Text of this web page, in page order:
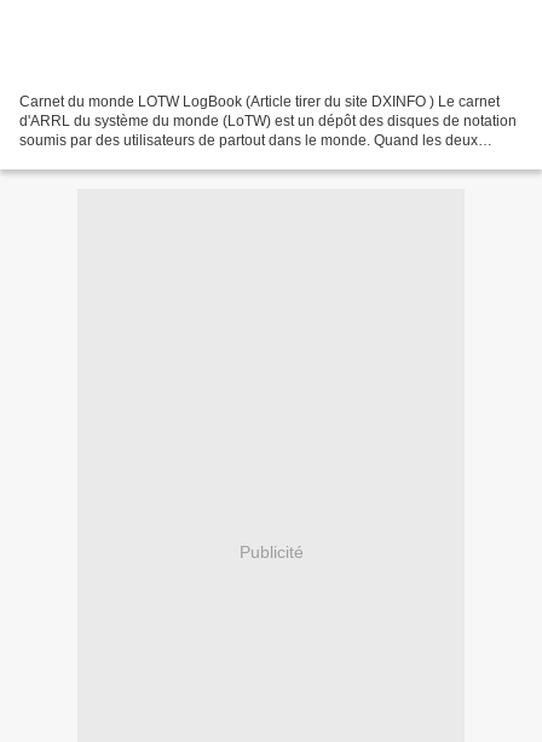
Carnet du monde LOTW LogBook (Article tirer du site DXINFO ) Le carnet
d'ARRL du système du monde (LoTW) est un dépôt des disques de notation
soumis par des utilisateurs de partout dans le monde. Quand les deux
Publicité